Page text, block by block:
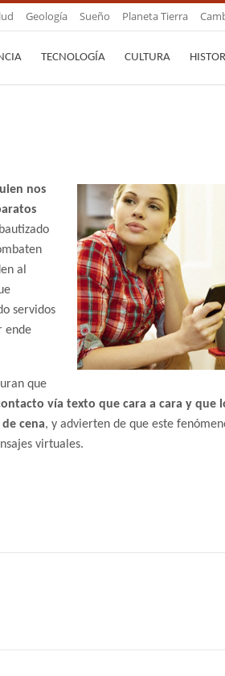
Geología Sueño Planeta Tierra
TECNOLOGÍA CULTURA
nos
al
servidos
ende
que
vía texto que cara a cara y que
cena, y advierten de que este
virtuales.